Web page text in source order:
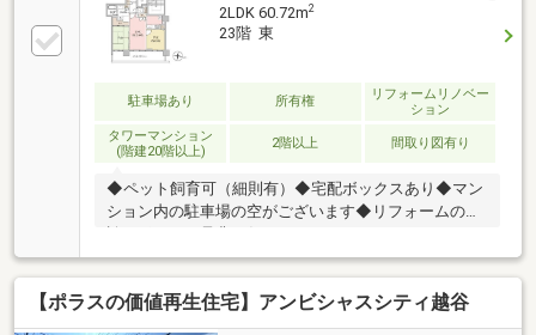
2LDK 60.72m2
23階 東
駐車場あり 所有権
リフォームリノベー
ション
タワーマンション
(階建20階以上)
2階以上 間取り図有り
◆ペット飼育可（細則有）◆宅配ボックスあり◆マン
ション内の駐車場の空がございます◆リフォームの相
談もポラスに是非お任せください！
LIFEINFORMATION◆大沢小学校 600ｍ 徒歩8分◆
栄進中学校 600ｍ 徒歩8分◆大沢幼稚園 350ｍ
徒歩5分◆東急ストア 50ｍ 徒歩1分◆ライフ北越
谷店 550ｍ 徒歩7分◆ファミリーマート北越谷四丁
【ポラスの価値再生住宅】アンビシャスシティ越谷